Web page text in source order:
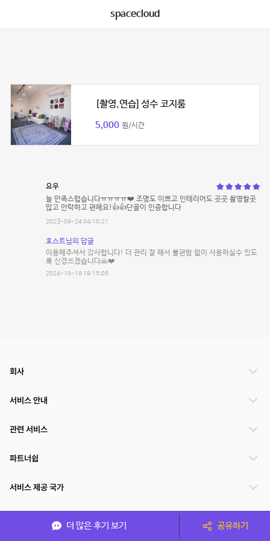
spacecloud
[촬영,연습] 성수 코지룸
5,000 원/시간
요우
늘 만족스럽습니다ㅠㅠㅠㅠ❤️ 조명도 이쁘고 인테리어도 곳곳 촬영할곳
많고 안락하고 편해요!👍👍단골이 인증합니다
2023-09-24 04:10:21
호스트님의 답글
이용해주셔서 감사합니다! 더 관리 잘 해서 불편함 없이 사용하실수 있도
록 신경쓰겠습니다🙏❤️
2024-10-19 19:15:05
더 많은 후기 보기 공유하기
회사
서비스 안내
관련 서비스
파트너쉽
서비스 제공 국가
(주)NSPACE 사업자정보